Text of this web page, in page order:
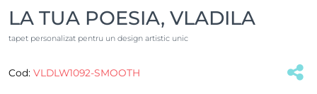
LA TUA POESIA, VLADILA
tapet personalizat pentru un design artistic unic
Cod: VLDLW1092-SMOOTH